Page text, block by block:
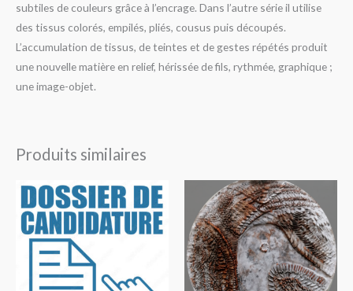
subtiles de couleurs grâce à l’encrage. Dans l’autre série il utilise
des tissus colorés, empilés, pliés, cousus puis découpés.
L’accumulation de tissus, de teintes et de gestes répétés produit
une nouvelle matière en relief, hérissée de fils, rythmée, graphique ;
une image-objet.
Produits similaires